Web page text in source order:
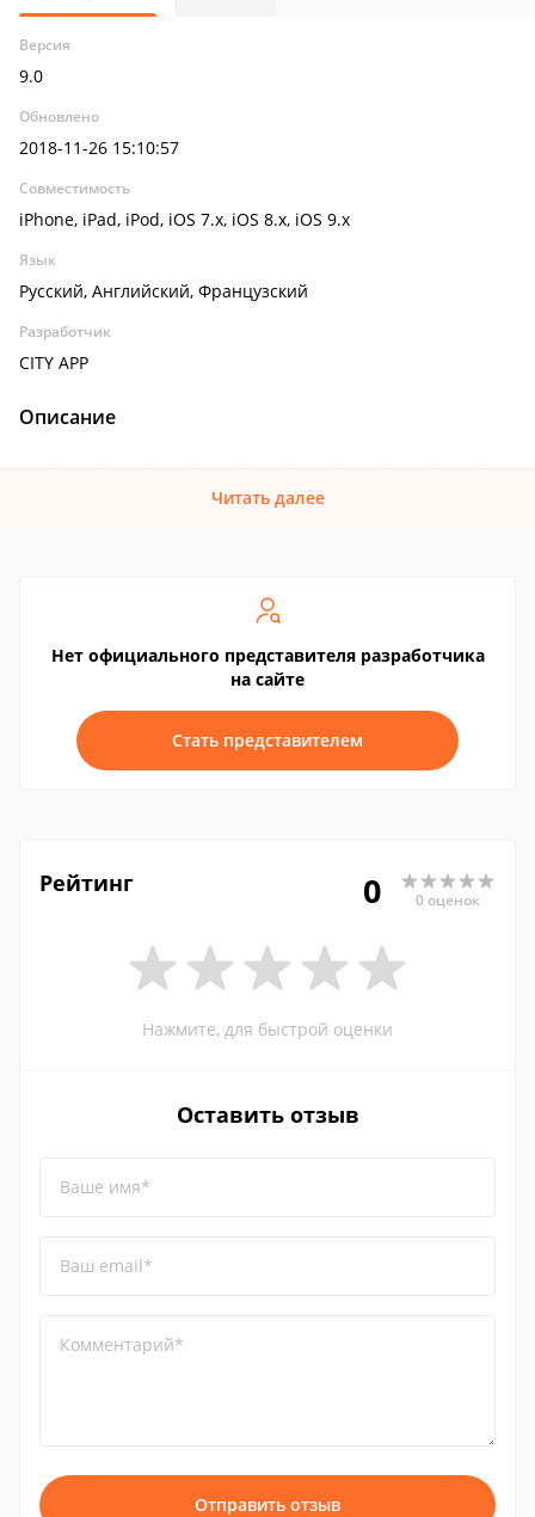
Версия
9.0
Обновлено
2018-11-26 15:10:57
Совместимость
iPhone, iPad, iPod, iOS 7.x, iOS 8.x, iOS 9.x
Язык
Русский, Английский, Французский
Разработчик
CITY APP
Описание
Читать далее
Нет официального представителя разработчика
на сайте
Стать представителем
Рейтинг 0 0 оценок
Нажмите, для быстрой оценки
Оставить отзыв
Ваше имя*
Ваш email*
Комментарий*
Отправить отзыв